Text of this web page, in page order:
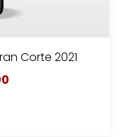
Corte 2021